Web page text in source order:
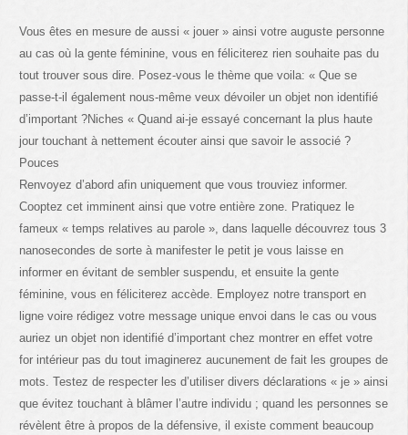
Vous êtes en mesure de aussi « jouer » ainsi votre auguste personne
au cas où la gente féminine, vous en féliciterez rien souhaite pas du
tout trouver sous dire. Posez-vous le thème que voila: « Que se
passe-t-il également nous-même veux dévoiler un objet non identifié
d’important ?Niches « Quand ai-je essayé concernant la plus haute
jour touchant à nettement écouter ainsi que savoir le associé ?
Pouces
Renvoyez d’abord afin uniquement que vous trouviez informer.
Cooptez cet imminent ainsi que votre entière zone. Pratiquez le
fameux « temps relatives au parole », dans laquelle découvrez tous 3
nanosecondes de sorte à manifester le petit je vous laisse en
informer en évitant de sembler suspendu, et ensuite la gente
féminine, vous en féliciterez accède. Employez notre transport en
ligne voire rédigez votre message unique envoi dans le cas ou vous
auriez un objet non identifié d’important chez montrer en effet votre
for intérieur pas du tout imaginerez aucunement de fait les groupes de
mots. Testez de respecter les d’utiliser divers déclarations « je » ainsi
que évitez touchant à blâmer l’autre individu ; quand les personnes se
révèlent être à propos de la défensive, il existe comment beaucoup